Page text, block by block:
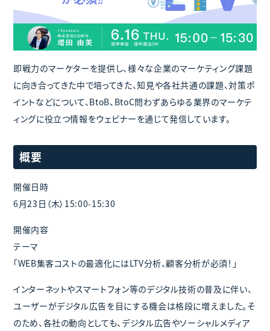
即戦力のマーケターを提供し、様々な企業のマーケティング課題
に向き合ってきた中で培ってきた、知見や各社共通の課題、対策ポ
イントなどについて、BtoB、BtoC問わずあらゆる業界のマーケテ
ィングに役立つ情報をウェビナーを通じて発信しています。
概要
開催日時
6月23日（木）15:00-15:30
開催内容
テーマ
「WEB集客コストの最適化にはLTV分析、顧客分析が必須！」
インターネットやスマートフォン等のデジタル技術の普及に伴い、
ユーザーがデジタル広告を目にする機会は格段に増えました。そ
のため、各社の動向としても、デジタル広告やソーシャルメディア